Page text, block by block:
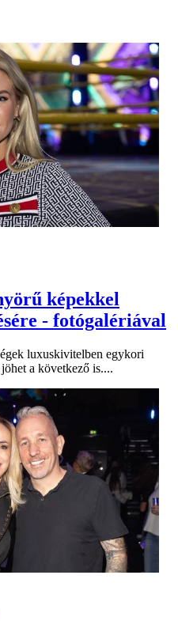
képekkel
- fotógalériával
luxuskivitelben egykori
a következő is....